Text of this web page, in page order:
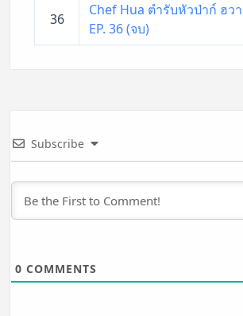
36
Chef Hua ตำรับหัวป่าก์ ฮว
EP. 36 (จบ)
Subscribe
0 COMMENTS